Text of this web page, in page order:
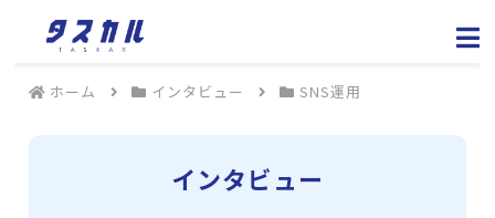
ホーム インタビュー SNS運用
インタビュー